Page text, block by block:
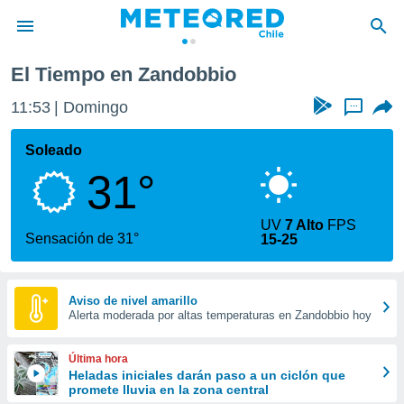
de
por
que se
calidad.
a este
las
y
forma
digital
basada
El Tiempo en Zandobbio
11:53 Domingo ...
Soleado
31°
Sensación de 31°
UV7 Alto FPS
15-25
Aviso de nivel amarillo
Alerta moderada por altas temperaturas en Zandobbio hoy
Última hora
Heladas iniciales darán paso a un ciclón que
promete lluvia en la zona central